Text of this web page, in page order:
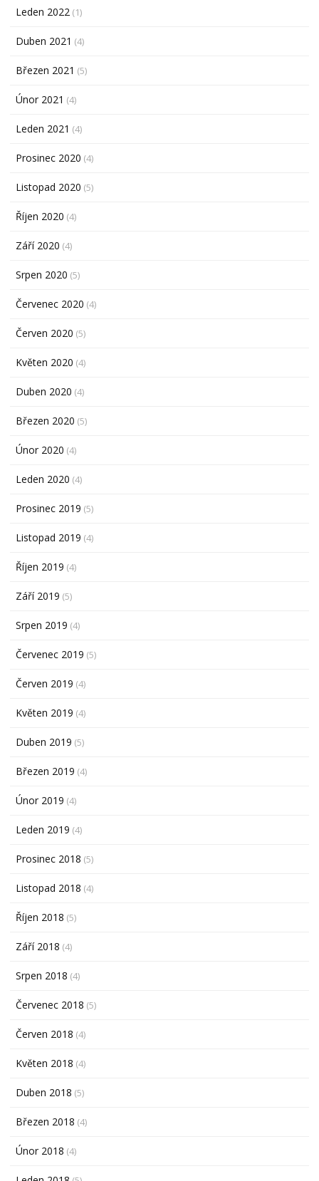
Leden 2022 (1)
Duben 2021 (4)
Březen 2021 (5)
Únor 2021 (4)
Leden 2021 (4)
Prosinec 2020 (4)
Listopad 2020 (5)
Říjen 2020 (4)
Září 2020 (4)
Srpen 2020 (5)
Červenec 2020 (4)
Červen 2020 (5)
Květen 2020 (4)
Duben 2020 (4)
Březen 2020 (5)
Únor 2020 (4)
Leden 2020 (4)
Prosinec 2019 (5)
Listopad 2019 (4)
Říjen 2019 (4)
Září 2019 (5)
Srpen 2019 (4)
Červenec 2019 (5)
Červen 2019 (4)
Květen 2019 (4)
Duben 2019 (5)
Březen 2019 (4)
Únor 2019 (4)
Leden 2019 (4)
Prosinec 2018 (5)
Listopad 2018 (4)
Říjen 2018 (5)
Září 2018 (4)
Srpen 2018 (4)
Červenec 2018 (5)
Červen 2018 (4)
Květen 2018 (4)
Duben 2018 (5)
Březen 2018 (4)
Únor 2018 (4)